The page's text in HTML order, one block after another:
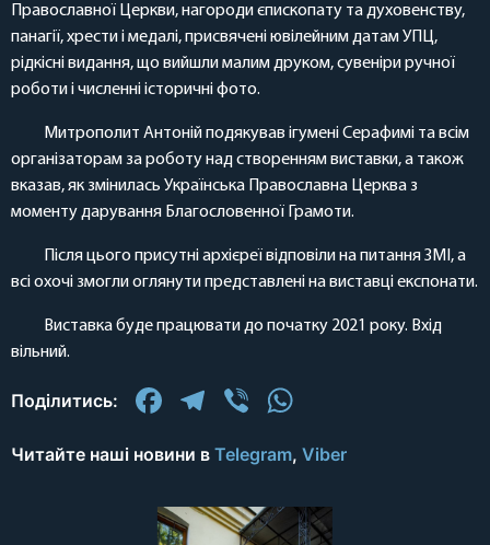
Православної Церкви, нагороди єпископату та духовенству,
панагії, хрести і медалі, присвячені ювілейним датам УПЦ,
рідкісні видання, що вийшли малим друком, сувеніри ручної
роботи і численні історичні фото.
Митрополит Антоній подякував ігумені Серафимі та всім
організаторам за роботу над створенням виставки, а також
вказав, як змінилась Українська Православна Церква з
моменту дарування Благословенної Грамоти.
Після цього присутні архієреї відповіли на питання ЗМІ, а
всі охочі змогли оглянути представлені на виставці експонати.
Виставка буде працювати до початку 2021 року. Вхід
вільний.
Поділитись: Facebook
Telegram
Viber
Читайте наші новини в Telegram, Viber